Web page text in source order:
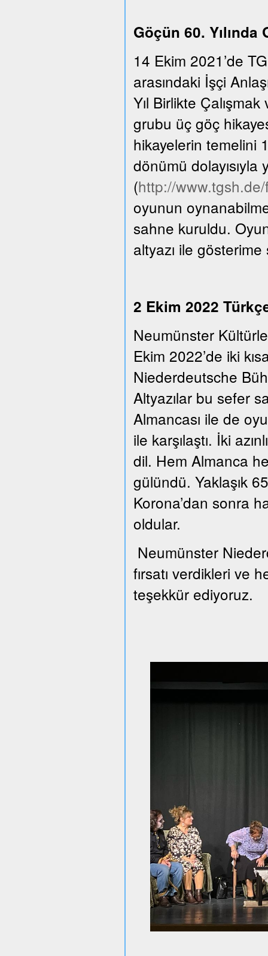
Göçün 60.
14 Ekim 2021’de
arasındaki İşçi
Yıl Birlikte
grubu üç göç
hikayelerin temelini
dönümü dolayısıyla
(http://
oyunun
sahne kuruldu.
altyazı ile
2 Ekim 2022
Neumünster
Ekim 2022’de iki
Niederdeutsche
Altyazılar bu sefer
Almancası ile de
ile karşılaştı. İki
dil. Hem Almanca
gülündü. Yaklaşık
Korona’dan sonra
oldular.
Neumünster
fırsatı verdikleri ve
teşekkür ediyoruz.